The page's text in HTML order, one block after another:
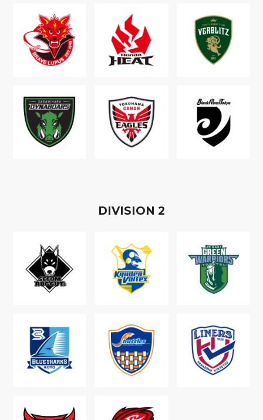
DIVISION 2